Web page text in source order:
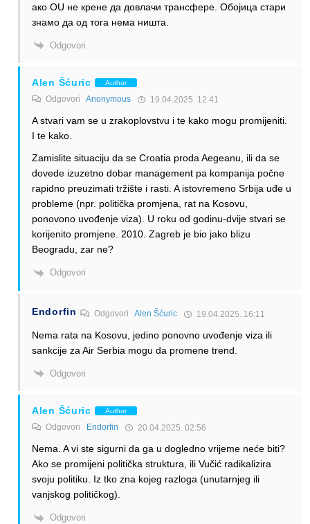
ако OU не крене да довлачи трансфере. Обојица стари
знамо да од тога нема ништа.
Odgovori
Alen Šćuric Author
Odgovori Anonymous 19.04.2025. 12:41
A stvari vam se u zrakoplovstvu i te kako mogu promijeniti.
I te kako.
Zamislite situaciju da se Croatia proda Aegeanu, ili da se
dovede izuzetno dobar management pa kompanija počne
rapidno preuzimati tržište i rasti. A istovremeno Srbija uđe u
probleme (npr. politička promjena, rat na Kosovu,
ponovono uvođenje viza). U roku od godinu-dvije stvari se
korijenito promjene. 2010. Zagreb je bio jako blizu
Beogradu, zar ne?
Odgovori
Endorfin Odgovori Alen Šćuric 19.04.2025. 16:11
Nema rata na Kosovu, jedino ponovno uvođenje viza ili
sankcije za Air Serbia mogu da promene trend.
Odgovori
Alen Šćuric Author
Odgovori Endorfin 20.04.2025. 02:56
Nema. A vi ste sigurni da ga u dogledno vrijeme neće biti?
Ako se promijeni politička struktura, ili Vučić radikalizira
svoju politiku. Iz tko zna kojeg razloga (unutarnjeg ili
vanjskog političkog).
Odgovori